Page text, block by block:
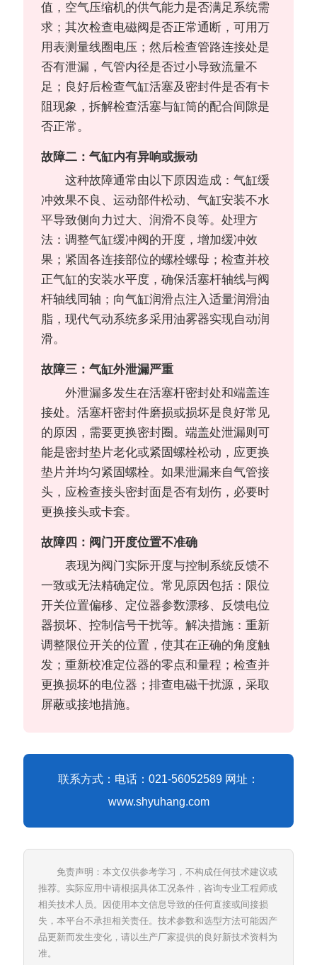
值，空气压缩机的供气能力是否满足系统需
求；其次检查电磁阀是否正常通断，可用万
用表测量线圈电压；然后检查管路连接处是
否有泄漏，气管内径是否过小导致流量不
足；良好后检查气缸活塞及密封件是否有卡
阻现象，拆解检查活塞与缸筒的配合间隙是
否正常。
故障二：气缸内有异响或振动
这种故障通常由以下原因造成：气缸缓
冲效果不良、运动部件松动、气缸安装不水
平导致侧向力过大、润滑不良等。处理方
法：调整气缸缓冲阀的开度，增加缓冲效
果；紧固各连接部位的螺栓螺母；检查并校
正气缸的安装水平度，确保活塞杆轴线与阀
杆轴线同轴；向气缸润滑点注入适量润滑油
脂，现代气动系统多采用油雾器实现自动润
滑。
故障三：气缸外泄漏严重
外泄漏多发生在活塞杆密封处和端盖连
接处。活塞杆密封件磨损或损坏是良好常见
的原因，需要更换密封圈。端盖处泄漏则可
能是密封垫片老化或紧固螺栓松动，应更换
垫片并均匀紧固螺栓。如果泄漏来自气管接
头，应检查接头密封面是否有划伤，必要时
更换接头或卡套。
故障四：阀门开度位置不准确
表现为阀门实际开度与控制系统反馈不
一致或无法精确定位。常见原因包括：限位
开关位置偏移、定位器参数漂移、反馈电位
器损坏、控制信号干扰等。解决措施：重新
调整限位开关的位置，使其在正确的角度触
发；重新校准定位器的零点和量程；检查并
更换损坏的电位器；排查电磁干扰源，采取
屏蔽或接地措施。
联系方式：电话：021-56052589 网址：
www.shyuhang.com
免责声明：本文仅供参考学习，不构成任何技术建议或
推荐。实际应用中请根据具体工况条件，咨询专业工程师或
相关技术人员。因使用本文信息导致的任何直接或间接损
失，本平台不承担相关责任。技术参数和选型方法可能因产
品更新而发生变化，请以生产厂家提供的良好新技术资料为
准。